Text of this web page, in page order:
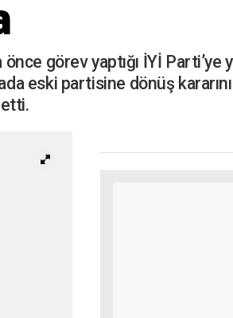
görev yaptığı İYİ Parti’ye
eski partisine dönüş